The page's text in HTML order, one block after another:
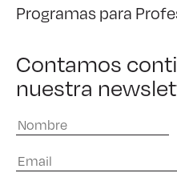
Programas para
Contamos
nuestra